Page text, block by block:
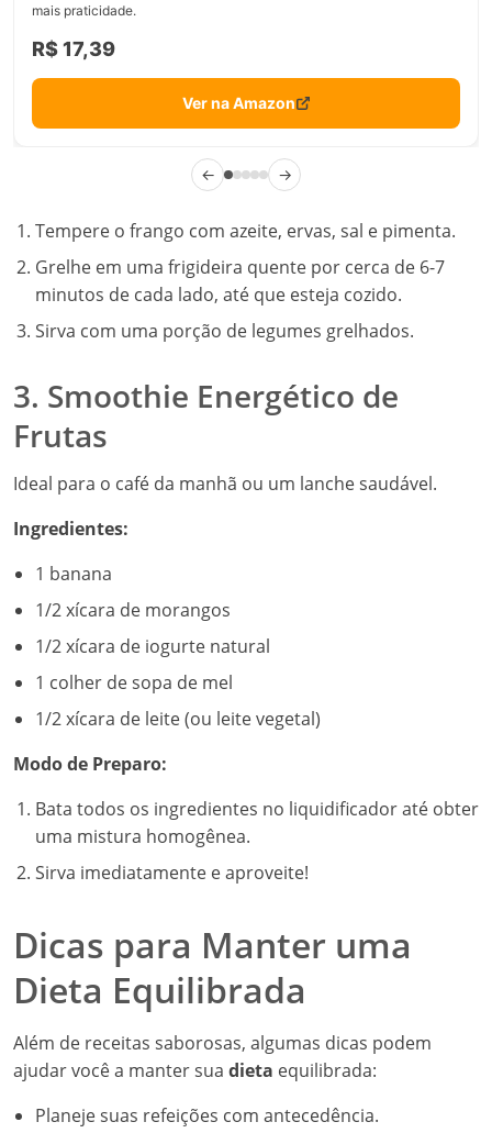
mais praticidade.
R$ 17,39
Ver na Amazon
← →
Tempere o frango com azeite, ervas, sal e pimenta.
Grelhe em uma frigideira quente por cerca de 6-7
minutos de cada lado, até que esteja cozido.
Sirva com uma porção de legumes grelhados.
3. Smoothie Energético de
Frutas
Ideal para o café da manhã ou um lanche saudável.
Ingredientes:
1 banana
1/2 xícara de morangos
1/2 xícara de iogurte natural
1 colher de sopa de mel
1/2 xícara de leite (ou leite vegetal)
Modo de Preparo:
Bata todos os ingredientes no liquidificador até obter
uma mistura homogênea.
Sirva imediatamente e aproveite!
Dicas para Manter uma
Dieta Equilibrada
Além de receitas saborosas, algumas dicas podem
ajudar você a manter sua dieta equilibrada:
Planeje suas refeições com antecedência.